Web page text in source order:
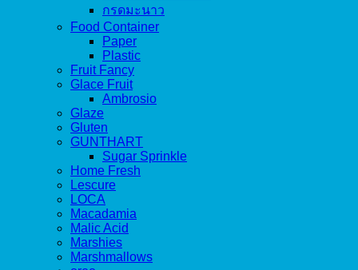
กรดมะนาว
Food Container
Paper
Plastic
Fruit Fancy
Glace Fruit
Ambrosio
Glaze
Gluten
GUNTHART
Sugar Sprinkle
Home Fresh
Lescure
LOCA
Macadamia
Malic Acid
Marshies
Marshmallows